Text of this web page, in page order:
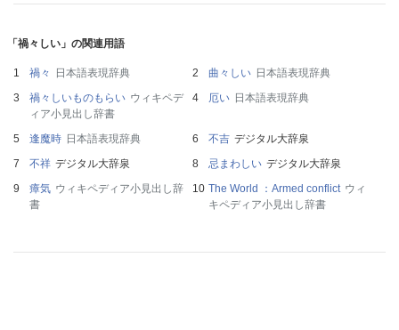
「禍々しい」の関連用語
禍々 日本語表現辞典 曲々しい 日本語表現辞典
禍々しいものもらい ウィキペデ
ィア小見出し辞書
厄い 日本語表現辞典
逢魔時 日本語表現辞典 不吉 デジタル大辞泉
不祥 デジタル大辞泉 忌まわしい デジタル大辞泉
瘴気 ウィキペディア小見出し辞
書
The World ：Armed conflict ウィ
キペディア小見出し辞書